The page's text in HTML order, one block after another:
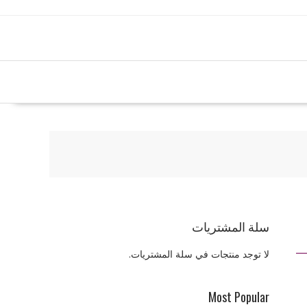
سلة المشتريات
لا توجد منتجات في سلة المشتريات.
Most Popular